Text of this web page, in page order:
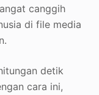
canggih
di file media
detik
cara ini,